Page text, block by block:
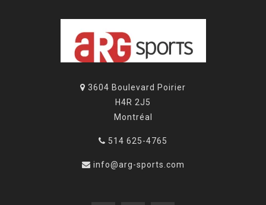
3604 Boulevard Poirier
H4R 2J5
Montréal
514 625-4765
info@arg-sports.com